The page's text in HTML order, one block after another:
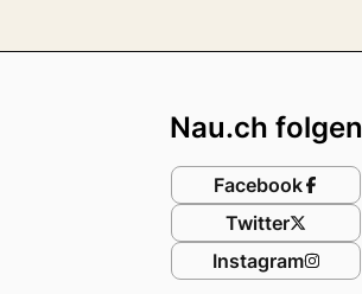
Nau.ch folgen
Facebook
Twitter
Instagram